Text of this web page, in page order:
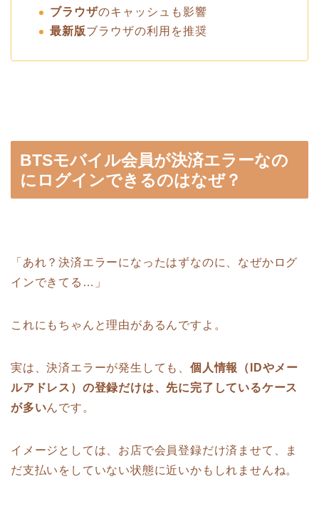
ブラウザのキャッシュも影響
最新版ブラウザの利用を推奨
BTSモバイル会員が決済エラーなの
にログインできるのはなぜ？
「あれ？決済エラーになったはずなのに、なぜかログ
インできてる…」
これにもちゃんと理由があるんですよ。
実は、決済エラーが発生しても、 個人情報（IDやメー
ルアドレス）の登録だけは、先に完了しているケース
が多いんです。
イメージとしては、お店で会員登録だけ済ませて、ま
だ支払いをしていない状態に近いかもしれませんね。